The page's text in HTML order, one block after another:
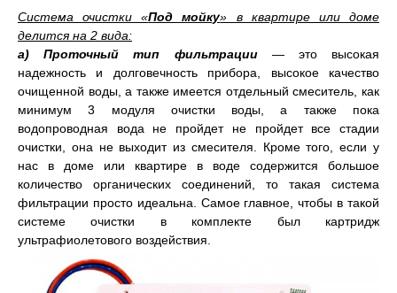
Система очистки «Под мойку» в квартире или доме
делится на 2 вида:
а) Проточный тип фильтрации— это высокая
надежность и долговечность прибора, высокое качество
очищенной воды, а также имеется отдельный смеситель, как
минимум 3 модуля очистки воды, а также пока
водопроводная вода не пройдет не пройдет все стадии
очистки, она не выходит из смесителя. Кроме того, если у
нас в доме или квартире в воде содержится большое
количество органических соединений, то такая система
фильтрации просто идеальна. Самое главное, чтобы в такой
системе очистки в комплекте был картридж
ультрафиолетового воздействия.